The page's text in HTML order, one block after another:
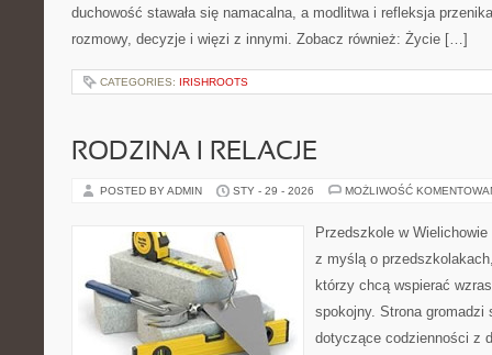
duchowość stawała się namacalna, a modlitwa i refleksja
rozmowy, decyzje i więzi z innymi. Zobacz również: Życie […]
CATEGORIES: IRISHROOTS
RODZINA I RELACJE
POSTED BY ADMIN STY - 29 - 2026 MOŻLIWOŚĆ
Przedszkole w
z myślą o
którzy chcą wspierać
spokojny. Strona gromadzi
dotyczące codzienności z